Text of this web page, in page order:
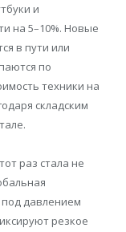
и
на 5–10%. Новые
в пути или
по
техники на
складским
раз стала не
давлением
резкое